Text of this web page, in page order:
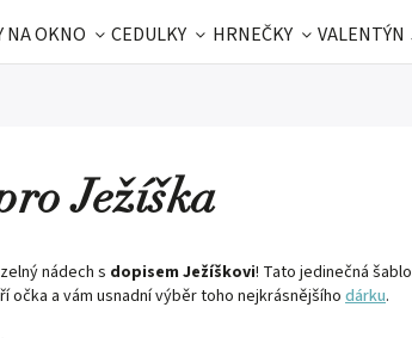
NA OKNO CEDULKY HRNEČKY VALENTÝN
Ježíška
nádech s dopisem Ježíškovi! Tato jedinečná
očka a vám usnadní výběr toho nejkrásnějšího dárku.